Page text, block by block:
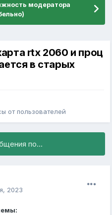
модератора
rtx 2060 и проц
в старых
от пользователей
по...
2023